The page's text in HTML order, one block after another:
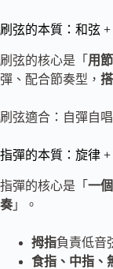
刷弦的本質：和弦
刷弦的核心是「 用
彈、配合節奏型，
刷弦適合：自彈自
指彈的本質：旋律
指彈的核心是「 一
奏」。
拇指負責低音
食指、中指、